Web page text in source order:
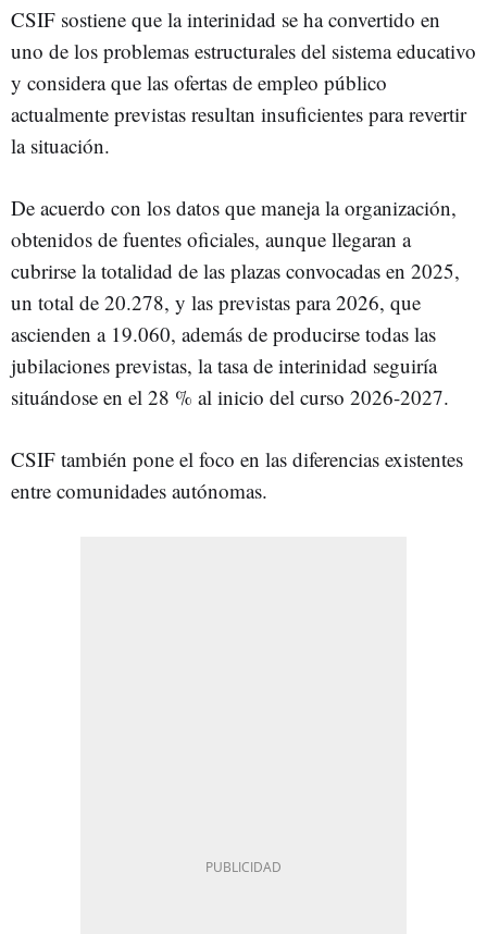
CSIF sostiene que la interinidad se ha convertido en
uno de los problemas estructurales del sistema educativo
y considera que las ofertas de empleo público
actualmente previstas resultan insuficientes para revertir
la situación.
De acuerdo con los datos que maneja la organización,
obtenidos de fuentes oficiales, aunque llegaran a
cubrirse la totalidad de las plazas convocadas en 2025,
un total de 20.278, y las previstas para 2026, que
ascienden a 19.060, además de producirse todas las
jubilaciones previstas, la tasa de interinidad seguiría
situándose en el 28 % al inicio del curso 2026-2027.
CSIF también pone el foco en las diferencias existentes
entre comunidades autónomas.